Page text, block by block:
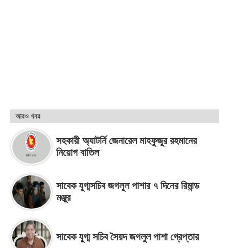
আরও খবর
সহকারী অ্যাটর্নি জেনারেল মাহফুজুর রহমানের
নিয়োগ বাতিল
সাবেক যুগ্মসচিব জগলুল পাশার ৭ দিনের রিমান্ড
মঞ্জুর
সাবেক যুগ্ম সচিব সৈয়দ জগলুল পাশা গ্রেপ্তার